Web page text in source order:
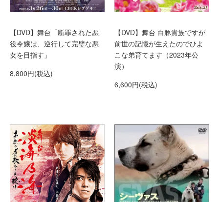
【DVD】舞台「断罪された悪
役令嬢は、逆行して完璧な悪
女を目指す」
8,800円(税込)
【DVD】舞台 白豚貴族ですが
前世の記憶が生えたのでひよ
こな弟育てます（2023年公
演）
6,600円(税込)